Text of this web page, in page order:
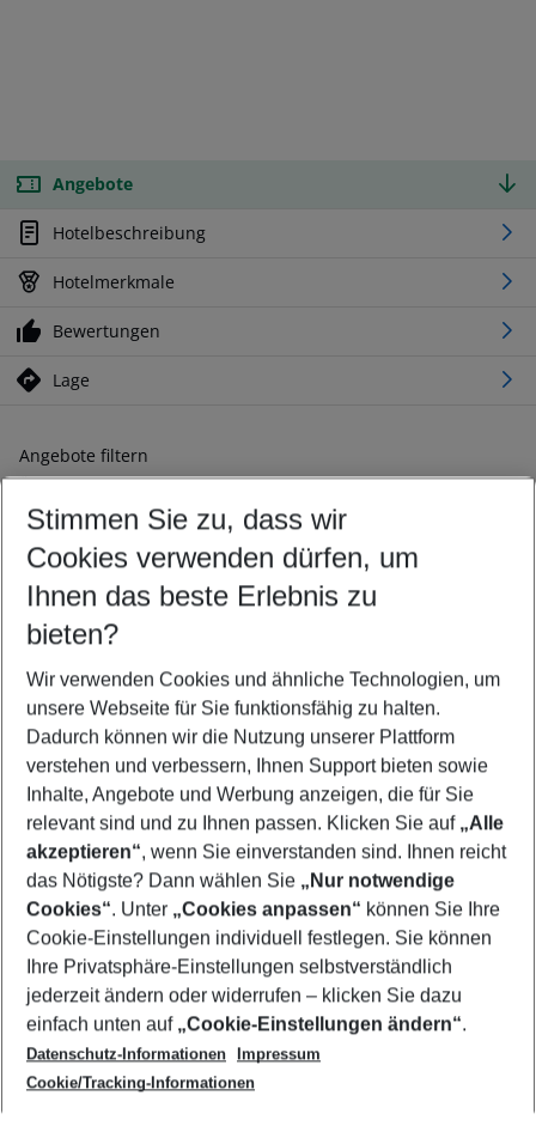
Angebote
Hotelbeschreibung
Hotelmerkmale
Bewertungen
Lage
Angebote filtern
Ändern Sie Ihre Kriterien nach Ihren Wünschen
Abflughafen wählen
Beliebiger Abflughafen
Reisezeitraum wählen
08.08.26– 06.08.27 5-8 Nächte
2 Erwachsene Keine Kinder
Mehr Filter anzeigen
Footer
Footer navigation
Über uns
AGB
Cookie-Einstellungen ändern
Cookie-Richtlinie
Datenschutz
Service & Hilfe
Barrierefreies Reisen
Check-in
Folgen Sie uns
Stimmen Sie zu, dass wir
Cookies verwenden dürfen, um
Ihnen das beste Erlebnis zu
bieten?
Wir verwenden Cookies und ähnliche Technologien, um
unsere Webseite für Sie funktionsfähig zu halten.
Dadurch können wir die Nutzung unserer Plattform
verstehen und verbessern, Ihnen Support bieten sowie
Inhalte, Angebote und Werbung anzeigen, die für Sie
relevant sind und zu Ihnen passen. Klicken Sie auf „Alle
akzeptieren“, wenn Sie einverstanden sind. Ihnen reicht
das Nötigste? Dann wählen Sie „Nur notwendige
Cookies“. Unter „Cookies anpassen“ können Sie Ihre
Cookie-Einstellungen individuell festlegen. Sie können
Ihre Privatsphäre-Einstellungen selbstverständlich
jederzeit ändern oder widerrufen – klicken Sie dazu
einfach unten auf „Cookie-Einstellungen ändern“.
Datenschutz-Informationen
Impressum
Cookie/Tracking-Informationen